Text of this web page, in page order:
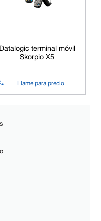
Datalogic terminal móvil
Skorpio X5
Llame para precio